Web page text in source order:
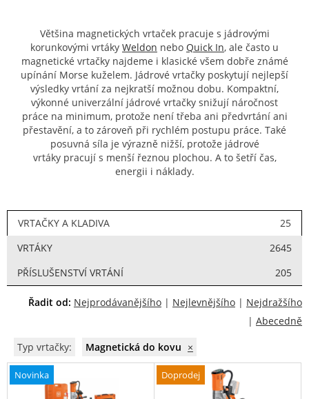
Většina magnetických vrtaček pracuje s jádrovými
korunkovými vrtáky Weldon nebo Quick In, ale často u
magnetické vrtačky najdeme i klasické všem dobře známé
upínání Morse kuželem. Jádrové vrtačky poskytují nejlepší
výsledky vrtání za nejkratší možnou dobu. Kompaktní,
výkonné univerzální jádrové vrtačky snižují náročnost
práce na minimum, protože není třeba ani předvrtání ani
přestavění, a to zároveň při rychlém postupu práce. Také
posuvná síla je výrazně nižší, protože jádrové
vrtáky pracují s menší řeznou plochou. A to šetří čas,
energii i náklady.
25
VRTAČKY A KLADIVA
2645
VRTÁKY
205
PŘÍSLUŠENSTVÍ VRTÁNÍ
Řadit od: Nejprodávanějšího | Nejlevnějšího | Nejdražšího
| Abecedně
Typ vrtačky: Magnetická do kovu ×
Novinka Doprodej